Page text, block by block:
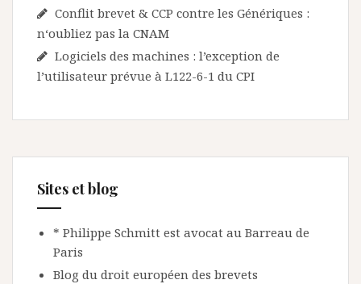
Conflit brevet & CCP contre les Génériques :
n‘oubliez pas la CNAM
Logiciels des machines : l’exception de
l’utilisateur prévue à L122-6-1 du CPI
Sites et blog
* Philippe Schmitt est avocat au Barreau de
Paris
Blog du droit européen des brevets